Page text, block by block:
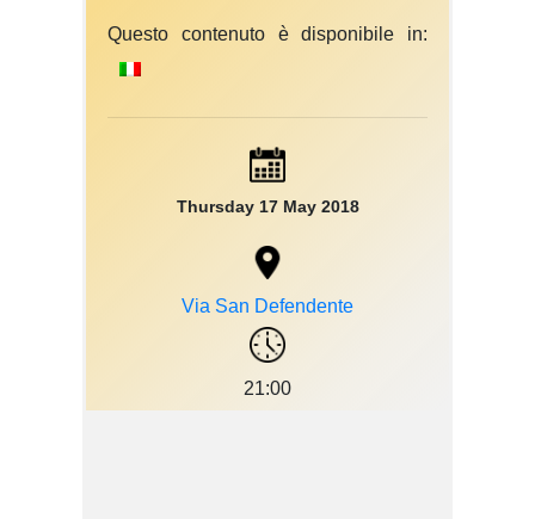
Questo contenuto è disponibile in:
Thursday 17 May 2018
Via San Defendente
21:00